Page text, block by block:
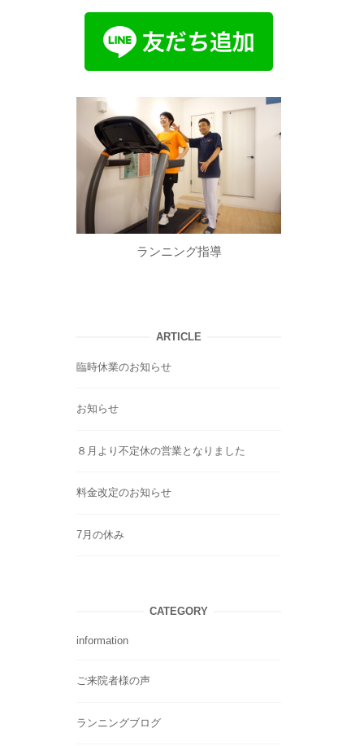
ランニング指導
ARTICLE
臨時休業のお知らせ
お知らせ
８月より不定休の営業となりました
料金改定のお知らせ
7月の休み
CATEGORY
information
ご来院者様の声
ランニングブログ